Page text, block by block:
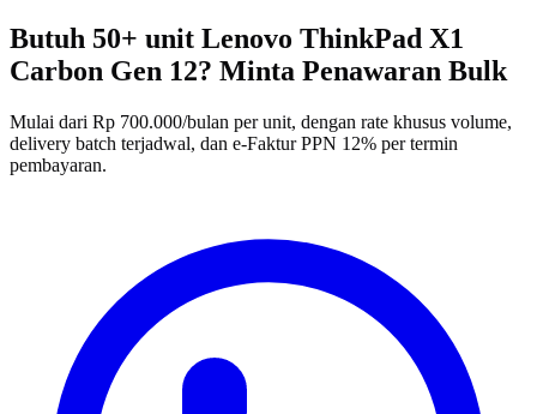
Butuh 50+ unit Lenovo ThinkPad X1
Carbon Gen 12? Minta Penawaran Bulk
Mulai dari Rp 700.000/bulan per unit, dengan rate khusus volume,
delivery batch terjadwal, dan e-Faktur PPN 12% per termin
pembayaran.